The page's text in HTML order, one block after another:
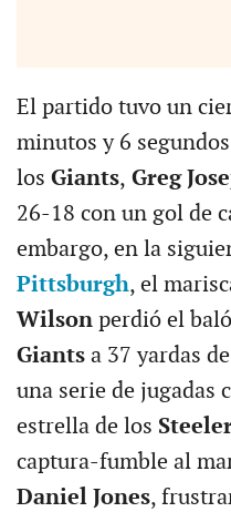
El partido tuvo un
minutos y 6
los Giants, Greg
26-18 con un gol de
embargo, en la
Pittsburgh, el
Wilsonperdió el
Giants a 37 yardas
una serie de jugadas
estrella de los
captura-fumble al
Daniel Jones,